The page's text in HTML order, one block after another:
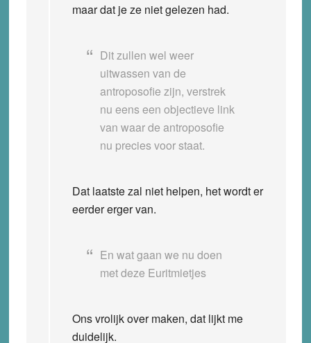
maar dat je ze niet gelezen had.
Dit zullen wel weer
uitwassen van de
antroposofie zijn, verstrek
nu eens een objectieve link
van waar de antroposofie
nu precies voor staat.
Dat laatste zal niet helpen, het wordt er
eerder erger van.
En wat gaan we nu doen
met deze Euritmietjes
Ons vrolijk over maken, dat lijkt me
duidelijk.